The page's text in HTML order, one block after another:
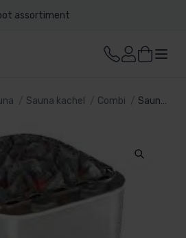
assortiment
Sauna kachel Combi Sauna oven Softdamp Savonia SAV-120NV-P 12 kW